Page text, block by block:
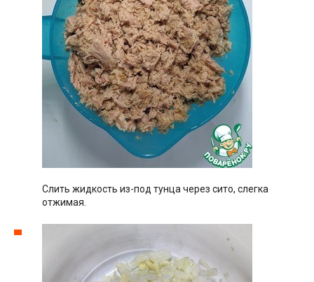
Слить жидкость из-под тунца через сито, слегка
отжимая.